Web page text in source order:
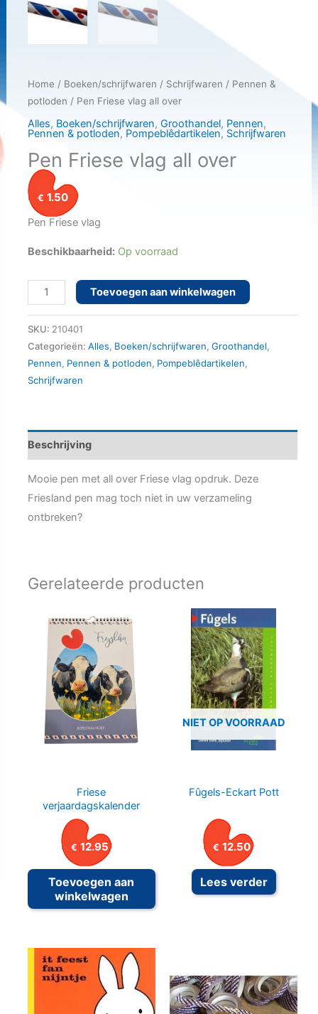
Home / Boeken/schrijfwaren / Schrijfwaren / Pennen &
potloden / Pen Friese vlag all over
Alles, Boeken/schrijfwaren, Groothandel, Pennen,
Pennen & potloden, Pompeblêdartikelen, Schrijfwaren
Pen Friese vlag all over
€ 1.50
Pen Friese vlag
Beschikbaarheid: Op voorraad
Pen
Friese
vlag
all
over
aantal
Toevoegen aan winkelwagen
SKU: 210401
Categorieën: Alles, Boeken/schrijfwaren, Groothandel,
Pennen, Pennen & potloden, Pompeblêdartikelen,
Schrijfwaren
Beschrijving
Mooie pen met all over Friese vlag opdruk. Deze
Friesland pen mag toch niet in uw verzameling
ontbreken?
Gerelateerde producten
Friese
verjaardagskalender
€ 12.95
Toevoegen aan
winkelwagen
NIET OP VOORRAAD
Fûgels-Eckart Pott
€ 12.50
Lees verder